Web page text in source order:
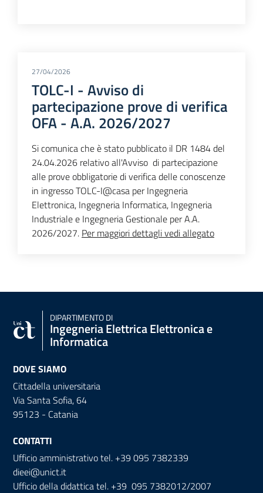
27/04/2026
TOLC-I - Avviso di
partecipazione prove di verifica
OFA - A.A. 2026/2027
Si comunica che è stato pubblicato il DR 1484 del
24.04.2026 relativo all'Avviso di partecipazione
alle prove obbligatorie di verifica delle conoscenze
in ingresso TOLC-I@casa per Ingegneria
Elettronica, Ingegneria Informatica, Ingegneria
Industriale e Ingegneria Gestionale per A.A.
2026/2027. Per maggiori dettagli vedi allegato
DIPARTIMENTO DI
Ingegneria Elettrica Elettronica e
Informatica
DOVE SIAMO
Cittadella universitaria
Via Santa Sofia, 64
95123 - Catania
CONTATTI
Ufficio amministrativo tel. +39 095 7382339
dieei@unict.it
Ufficio della didattica tel. +39 095 7382012/2007